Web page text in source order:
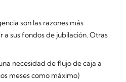
son las razones más
a sus fondos de jubilación. Otras
necesidad de flujo de caja a
meses como máximo)